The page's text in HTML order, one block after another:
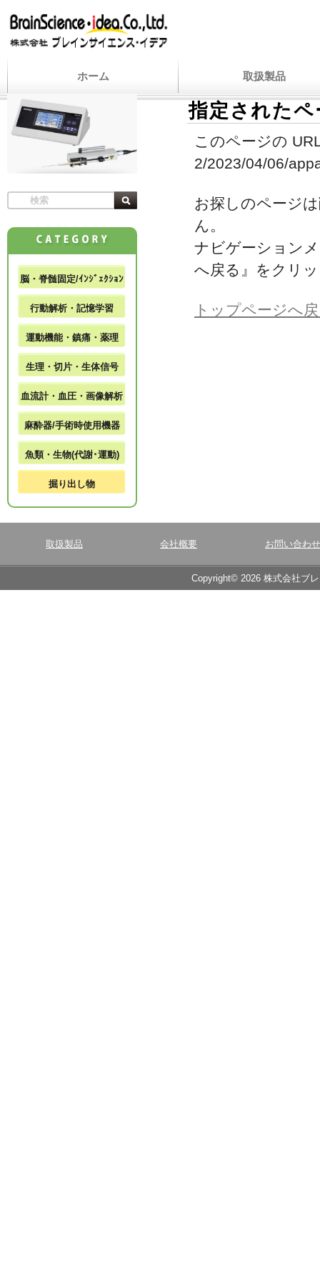
ホーム 取扱製品
指定された
このページの
2/2023/04/06/
お探しのページ
ん。
ナビゲーション
へ戻る』をクリ
トップページへ
脳・脊髄固定/ｲﾝｼﾞｪｸｼｮﾝ
行動解析・記憶学習
運動機能・鎮痛・薬理
生理・切片・生体信号
血流計・血圧・画像解析
麻酔器/手術時使用機器
魚類・生物(代謝･運動)
掘り出し物
取扱製品 会社概要 お問い合わせ
Copyright© 2026 株式会社ブ